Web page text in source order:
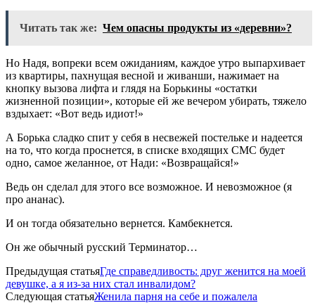
Читать так же: Чем опасны продукты из «деревни»?
Но Надя, вопреки всем ожиданиям, каждое утро выпархивает
из квартиры, пахнущая весной и живанши, нажимает на
кнопку вызова лифта и глядя на Борькины «остатки
жизненной позиции», которые ей же вечером убирать, тяжело
вздыхает: «Вот ведь идиот!»
А Борька сладко спит у себя в несвежей постельке и надеется
на то, что когда проснется, в списке входящих СМС будет
одно, самое желанное, от Нади: «Возвращайся!»
Ведь он сделал для этого все возможное. И невозможное (я
про ананас).
И он тогда обязательно вернется. Камбекнется.
Он же обычный русский Терминатор…
Предыдущая статьяГде справедливость: друг женится на моей
девушке, а я из-за них стал инвалидом?
Следующая статьяЖенила парня на себе и пожалела